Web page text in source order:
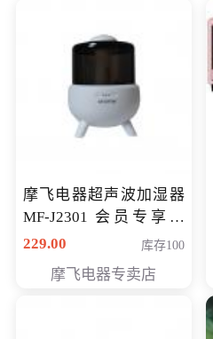
摩飞电器超声波加湿器
MF-J2301 会员专享价
168元
229.00 库存100
摩飞电器专卖店